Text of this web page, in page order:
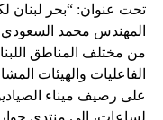
تحت عنوان: “بحر لبنان
المهندس محمد
من مختلف المناطق
الفاعليات والهيئات
على رصيف ميناء
لساعات، الى منتدى